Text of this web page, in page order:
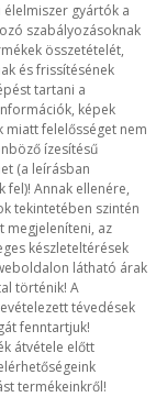
élelmiszer gyártók a
szabályozásoknak
összetételét,
és frissítésének
tartani a
képek
miatt felelősséget nem
ízesítésű
(a leírásban
fel)! Annak ellenére,
tekintetében szintén
megjeleníteni, az
készleteltérések
weboldalon látható árak
történik! A
tévedések
fenntartjuk!
átvétele előtt
termékeinkről!